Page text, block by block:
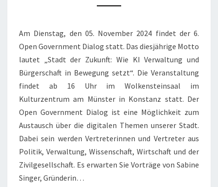
Am Dienstag, den 05. November 2024 findet der 6.
Open Government Dialog statt. Das diesjährige Motto
lautet „Stadt der Zukunft: Wie KI Verwaltung und
Bürgerschaft in Bewegung setzt“. Die Veranstaltung
findet ab 16 Uhr im Wolkensteinsaal im
Kulturzentrum am Münster in Konstanz statt. Der
Open Government Dialog ist eine Möglichkeit zum
Austausch über die digitalen Themen unserer Stadt.
Dabei sein werden Vertreterinnen und Vertreter aus
Politik, Verwaltung, Wissenschaft, Wirtschaft und der
Zivilgesellschaft. Es erwarten Sie Vorträge von Sabine
Singer, Gründerin…